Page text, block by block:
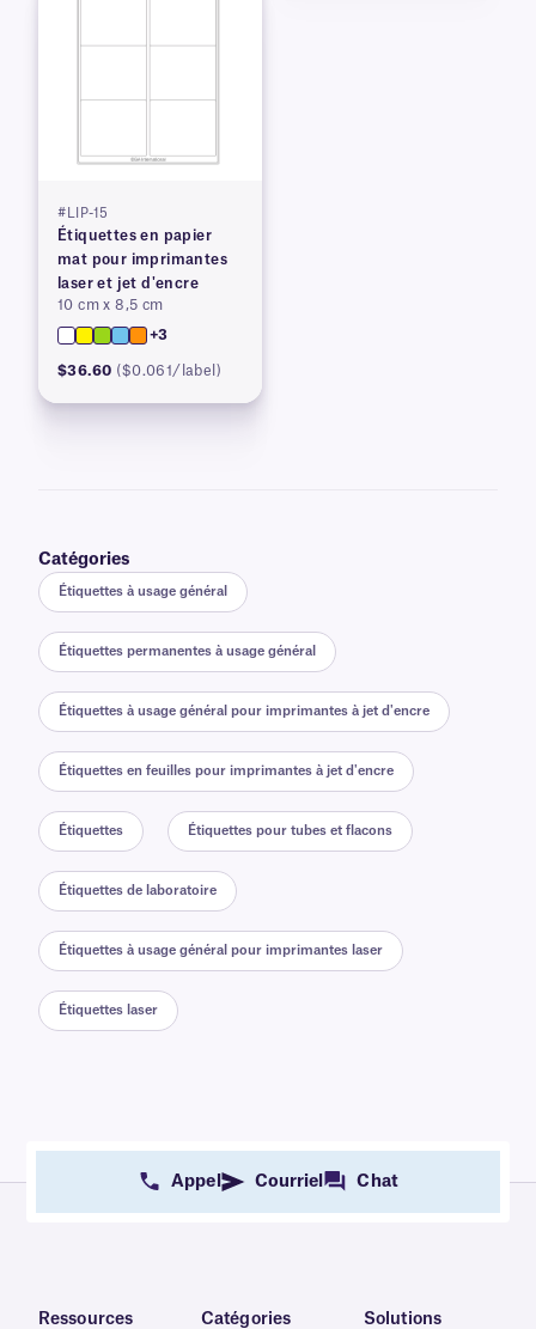
#LIP-15
Étiquettes en papier
mat pour imprimantes
laser et jet d'encre
10 cm x 8,5 cm
+3
$36.60 ($0.061/label)
Catégories
Étiquettes à usage général
Étiquettes permanentes à usage général
Étiquettes à usage général pour imprimantes à jet d'encre
Étiquettes en feuilles pour imprimantes à jet d'encre
Étiquettes Étiquettes pour tubes et flacons
Étiquettes de laboratoire
Étiquettes à usage général pour imprimantes laser
Étiquettes laser
Appel Courriel Chat
Ressources Catégories Solutions